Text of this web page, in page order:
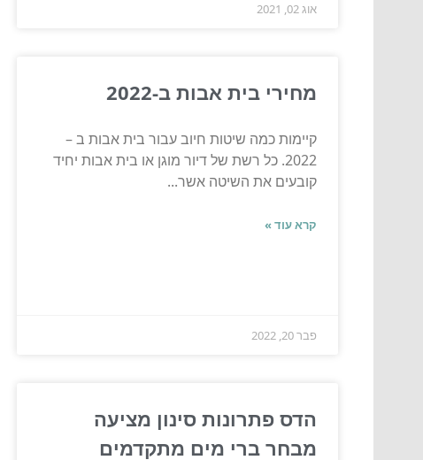
אוג 02, 2021
מחירי בית אבות ב-2022
קיימות כמה שיטות חיוב עבור בית אבות ב –
2022. כל רשת של דיור מוגן או בית אבות יחיד
קובעים את השיטה אשר...
קרא עוד »
פבר 20, 2022
הדס פתרונות סינון מציעה
מבחר ברי מים מתקדמים